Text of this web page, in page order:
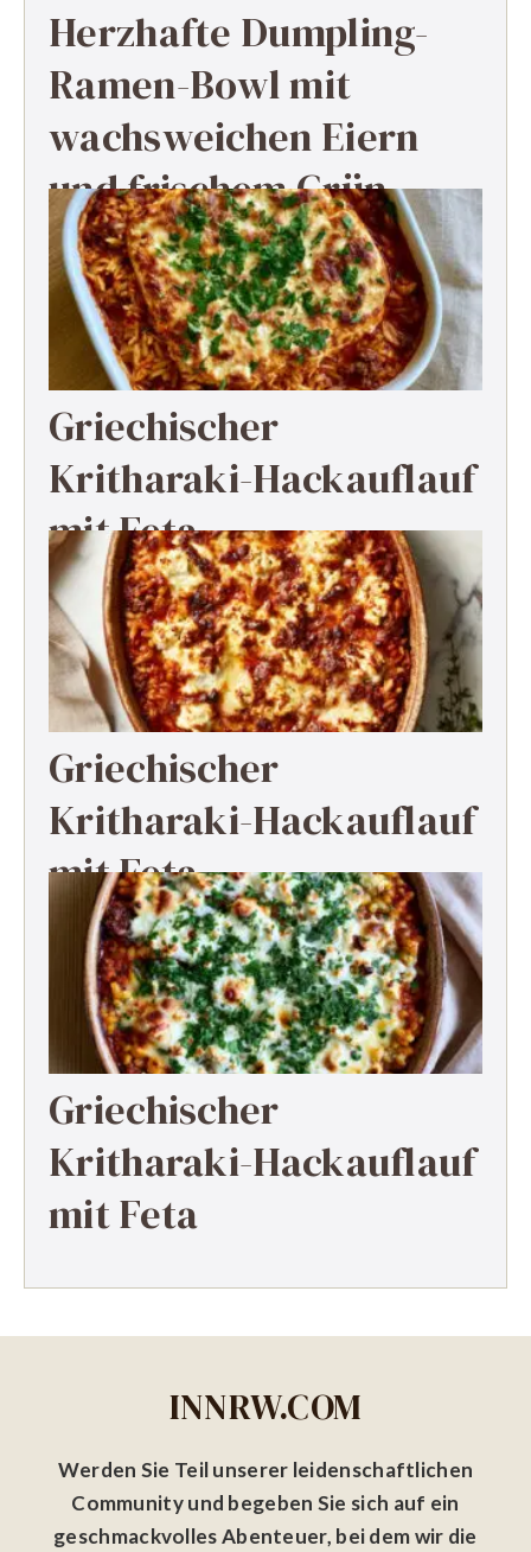
Herzhafte Dumpling-
Ramen-Bowl mit
wachsweichen Eiern
und frischem Grün
Griechischer
Kritharaki-Hackauflauf
mit Feta
Griechischer
Kritharaki-Hackauflauf
mit Feta
Griechischer
Kritharaki-Hackauflauf
mit Feta
INNRW.COM
Werden Sie Teil unserer leidenschaftlichen
Community und begeben Sie sich auf ein
geschmackvolles Abenteuer, bei dem wir die